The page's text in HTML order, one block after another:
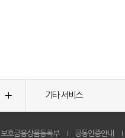
기타 서비스
보호금융상품등록부 공동인증안내